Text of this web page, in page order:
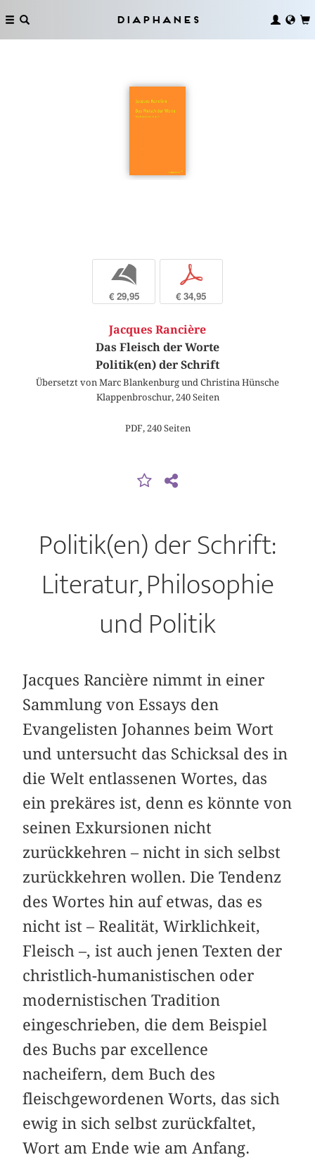
Diaphanes
b
€ 29,95
p
€ 34,95
Jacques Rancière
Das Fleisch der Worte
Politik(en) der Schrift
Übersetzt von Marc Blankenburg und Christina Hünsche
Klappenbroschur, 240 Seiten
PDF, 240 Seiten
Politik(en) der Schrift:
Literatur, Philosophie
und Politik
Jacques Rancière nimmt in einer
Sammlung von Essays den
Evangelisten Johannes beim Wort
und untersucht das Schicksal des in
die Welt entlassenen Wortes, das
ein prekäres ist, denn es könnte von
seinen Exkursionen nicht
zurückkehren – nicht in sich selbst
zurückkehren wollen. Die Tendenz
des Wortes hin auf etwas, das es
nicht ist – Realität, Wirklichkeit,
Fleisch –, ist auch jenen Texten der
christlich-humanistischen oder
modernistischen Tradition
eingeschrieben, die dem Beispiel
des Buchs par excellence
nacheifern, dem Buch des
fleischgewordenen Worts, das sich
ewig in sich selbst zurückfaltet,
Wort am Ende wie am Anfang.